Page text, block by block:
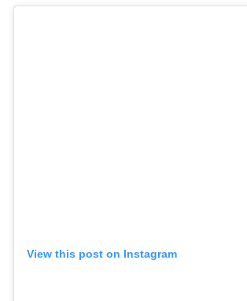
View this post on Instagram